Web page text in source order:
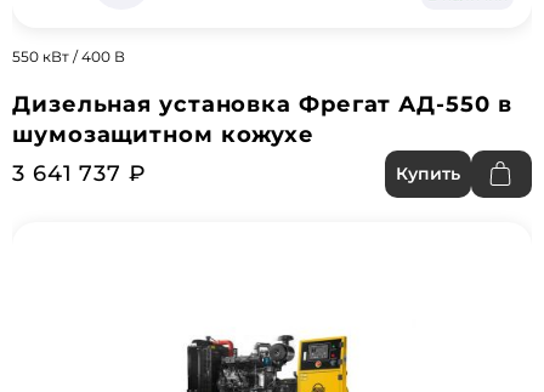
550 кВт / 400 В
Дизельная установка Фрегат АД-550 в
шумозащитном кожухе
3 641 737 ₽
Купить